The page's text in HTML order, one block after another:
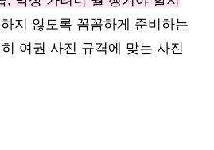
지 않도록 꼼꼼하게 준비하는
여권 사진 규격에 맞는 사진